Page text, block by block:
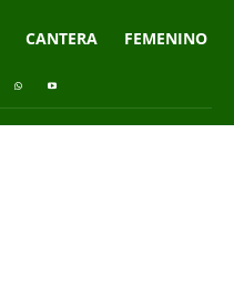
CANTERA FEMENINO